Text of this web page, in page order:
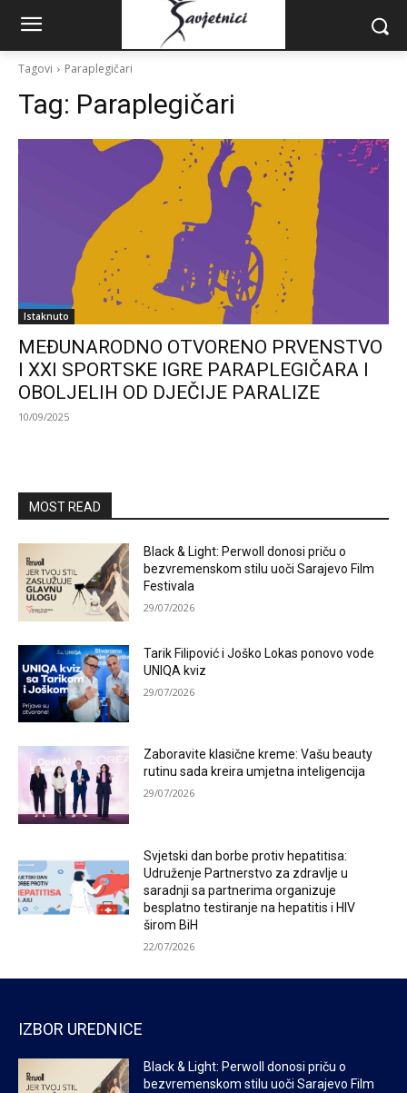
Tagovi Paraplegičari
Tag: Paraplegičari
Istaknuto
MEĐUNARODNO OTVORENO PRVENSTVO
I XXI SPORTSKE IGRE PARAPLEGIČARA I
OBOLJELIH OD DJEČIJE PARALIZE
10/09/2025
MOST READ
Black & Light: Perwoll donosi priču o
bezvremenskom stilu uoči Sarajevo Film
Festivala
29/07/2026
Tarik Filipović i Joško Lokas ponovo vode
UNIQA kviz
29/07/2026
Zaboravite klasične kreme: Vašu beauty
rutinu sada kreira umjetna inteligencija
29/07/2026
Svjetski dan borbe protiv hepatitisa:
Udruženje Partnerstvo za zdravlje u
saradnji sa partnerima organizuje
besplatno testiranje na hepatitis i HIV
širom BiH
22/07/2026
IZBOR UREDNICE
Black & Light: Perwoll donosi priču o
bezvremenskom stilu uoči Sarajevo Film